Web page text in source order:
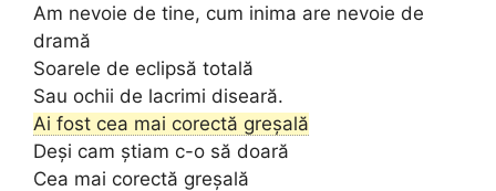
Am nevoie de tine, cum inima are nevoie de
dramă
Soarele de eclipsă totală
Sau ochii de lacrimi diseară.
Ai fost cea mai corectă greșală
Deși cam știam c-o să doară
Cea mai corectă greșală